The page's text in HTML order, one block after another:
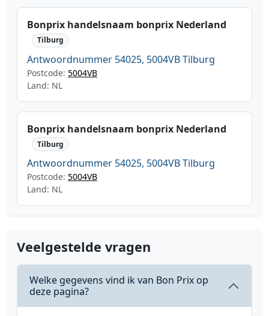
Bonprix handelsnaam bonprix Nederland
Tilburg
Antwoordnummer 54025, 5004VB Tilburg
Postcode: 5004VB
Land: NL
Bonprix handelsnaam bonprix Nederland
Tilburg
Antwoordnummer 54025, 5004VB Tilburg
Postcode: 5004VB
Land: NL
Veelgestelde vragen
Welke gegevens vind ik van Bon Prix op
deze pagina?